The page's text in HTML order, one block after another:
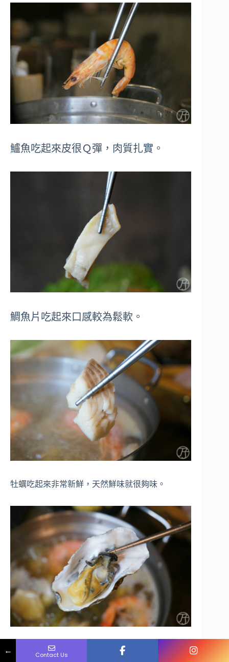
鱸魚吃起來皮很Ｑ彈，肉質扎實。
鯛魚片吃起來口感較為鬆軟。
牡蠣吃起來非常新鮮，天然鮮味就很夠味。
沒想到居然還可以吃到鮑魚。
← Contact Us